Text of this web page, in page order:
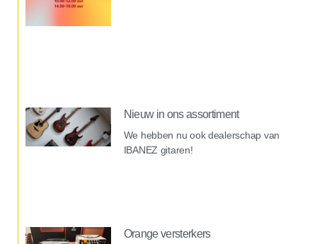
Nieuw in ons assortiment
We hebben nu ook dealerschap van
IBANEZ gitaren!
Orange versterkers